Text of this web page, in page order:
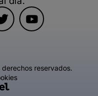
reservados.